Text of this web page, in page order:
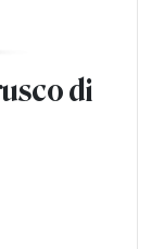
di